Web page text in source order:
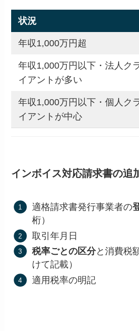
状況
年収1,000万円超
年収1,000万円以下・法人ク
イアントが多い
年収1,000万円以下・個人ク
イアントが中心
インボイス対応請求書の追
適格請求書発行事業者の
桁）
取引年月日
税率ごとの区分と消費税
けて記載）
適用税率の明記